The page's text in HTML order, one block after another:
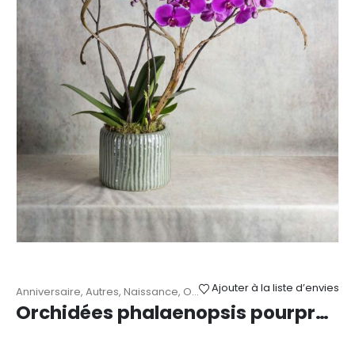
Ajouter à la liste d’envies
Anniversaire, Autres, Naissance, Orchidées ,Remerciements
Orchidées phalaenopsis pourpres 4 tiges